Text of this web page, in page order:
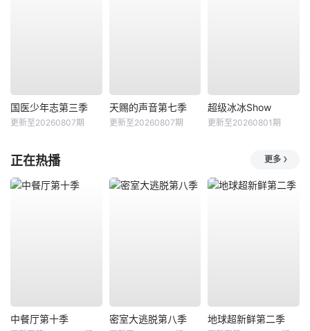
国医少年志第三季
更新至20260807期
天赐的声音第七季
更新至20260807期
超级冰冰Show
更新至20260801期
正在热播 更多
中餐厅第十季 密室大逃脱第八季 地球超新鲜第二季